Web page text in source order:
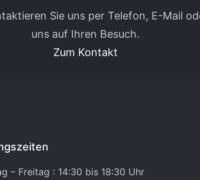
Sie uns per Telefon, E-Mail
uns auf Ihren Besuch.
Zum Kontakt
– Freitag : 14:30 bis 18:30 Uhr